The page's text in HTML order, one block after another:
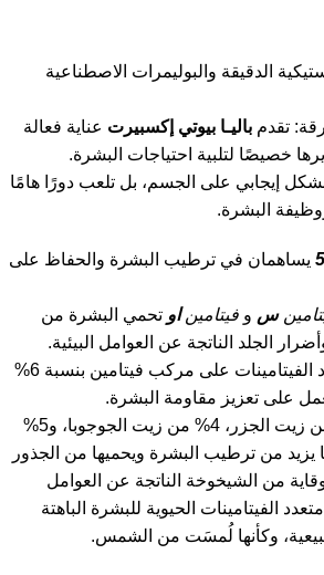
الدقيقة والبوليمرات الاصطناعية
تقدم باليـا بيوتي إكسبيرت عناية فعالة
خصيصًا لتلبية احتياجات البشرة.
بشكل إيجابي على الجسم، بل تلعب دورًا هامًا
البشرة.
يساهمان في ترطيب البشرة والحفاظ على
س و فيتاميناو تحمي البشرة من
الجلد الناتجة عن العوامل البيئية.
يحتوي معزز الزيت متعدد الفيتامينات على مركب فيتامين بنسبة 6%
على تعزيز مقاومة البشرة.
تركيبة تحتوي على 4% من زيت الجزر، 4% من زيت الجوجوبا، و5%
من ترطيب البشرة ويحميها من الجذور
من الشيخوخة الناتجة عن العوامل
الفيتامينات الحيوية للبشرة الباهتة
وكأنها لُمسَت من الشمس.